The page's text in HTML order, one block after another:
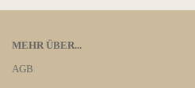
MEHR ÜBER...
AGB